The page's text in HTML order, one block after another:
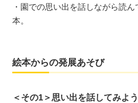
・園での思い出を話しながら読
本。
絵本からの発展あそび
＜その1＞思い出を話してみよう